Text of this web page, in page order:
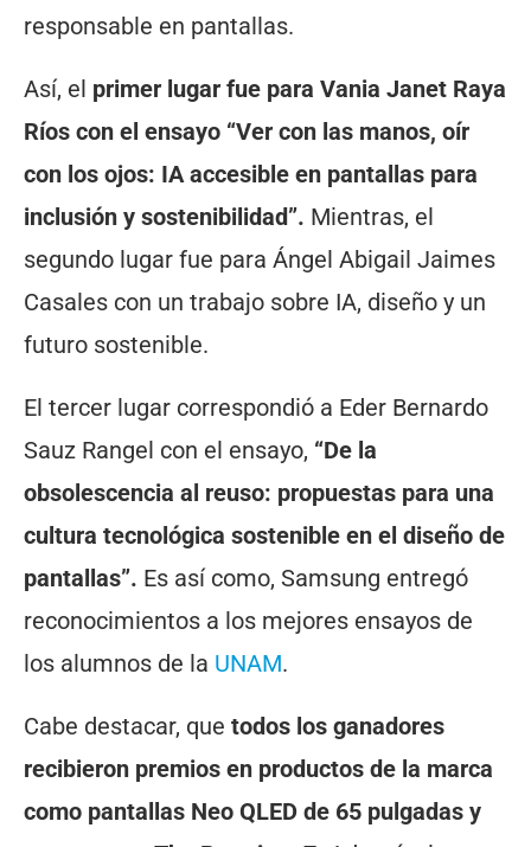
responsable en pantallas.
Así, el primer lugar fue para Vania Janet Raya
Ríos con el ensayo “Ver con las manos, oír
con los ojos: IA accesible en pantallas para
inclusión y sostenibilidad”. Mientras, el
segundo lugar fue para Ángel Abigail Jaimes
Casales con un trabajo sobre IA, diseño y un
futuro sostenible.
El tercer lugar correspondió a Eder Bernardo
Sauz Rangel con el ensayo, “De la
obsolescencia al reuso: propuestas para una
cultura tecnológica sostenible en el diseño de
pantallas”. Es así como, Samsung entregó
reconocimientos a los mejores ensayos de
los alumnos de la UNAM.
Cabe destacar, que todos los ganadores
recibieron premios en productos de la marca
como pantallas Neo QLED de 65 pulgadas y